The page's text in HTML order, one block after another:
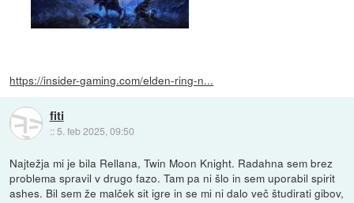
https://insider-gaming.com/elden-ring-n...
fiti
:: 5. feb 2025, 09:50
Najtežja mi je bila Rellana, Twin Moon Knight. Radahna sem brez
problema spravil v drugo fazo. Tam pa ni šlo in sem uporabil spirit
ashes. Bil sem že malček sit igre in se mi ni dalo več študirati gibov,